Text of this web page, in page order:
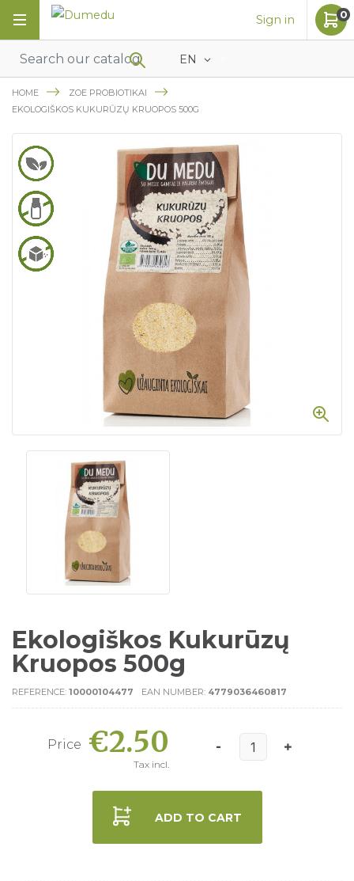
EN
Sign in 0
HOME
ZOE PROBIOTIKAI
EKOLOGIŠKOS KUKURŪZŲ KRUOPOS 500G
Ekologiškos Kukurūzų
Kruopos 500g
REFERENCE: 10000104477 EAN NUMBER: 4779036460817
Price €2.50
Tax incl.
ADD TO CART